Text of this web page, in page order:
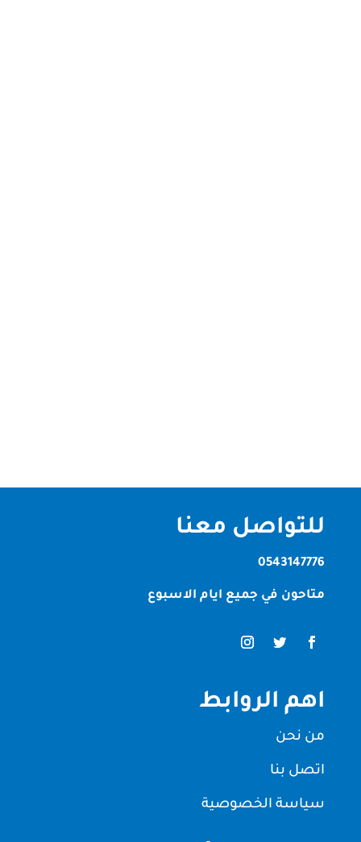
للتواصل معنا
0543147776
متاحون في جميع ايام الاسبوع
اهم الروابط
من نحن
اتصل بنا
سياسة الخصوصية